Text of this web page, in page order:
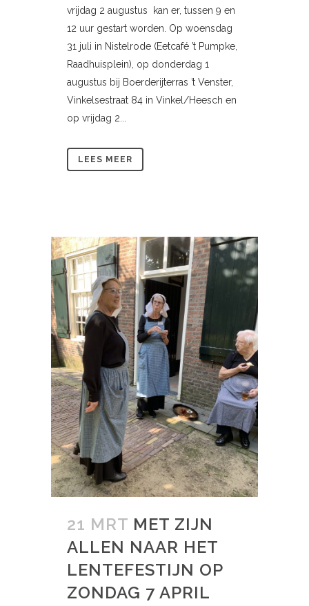
vrijdag 2 augustus kan er, tussen 9 en
12 uur gestart worden. Op woensdag
31 juli in Nistelrode (Eetcafé ’t Pumpke,
Raadhuisplein), op donderdag 1
augustus bij Boerderijterras ’t Venster,
Vinkelsestraat 84 in Vinkel/Heesch en
op vrijdag 2...
LEES MEER
21 MRT MET ZIJN
ALLEN NAAR HET
LENTEFESTIJN OP
ZONDAG 7 APRIL